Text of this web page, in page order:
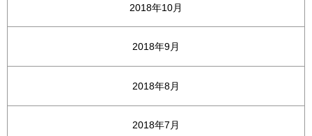
2018年10月
2018年9月
2018年8月
2018年7月